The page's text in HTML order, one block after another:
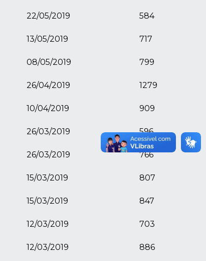
22/05/2019 584
13/05/2019 717
08/05/2019 799
26/04/2019 1279
10/04/2019 909
26/03/2019 596
26/03/2019 766
15/03/2019 807
15/03/2019 847
12/03/2019 703
12/03/2019 886